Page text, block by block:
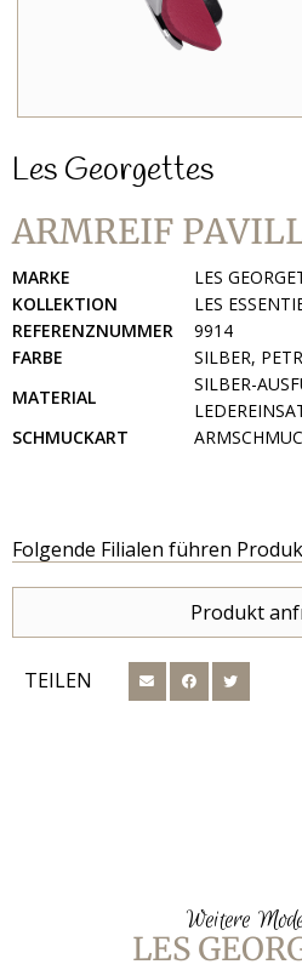
Les Georgettes
ARMREIF
MARKE
LES
KOLLEKTION
LES
REFERENZNUMMER
9914
FARBE
SILBER,
MATERIAL
SILBER-
SCHMUCKART
Folgende Filialen führen
Produkt
TEILEN
Weitere
LES